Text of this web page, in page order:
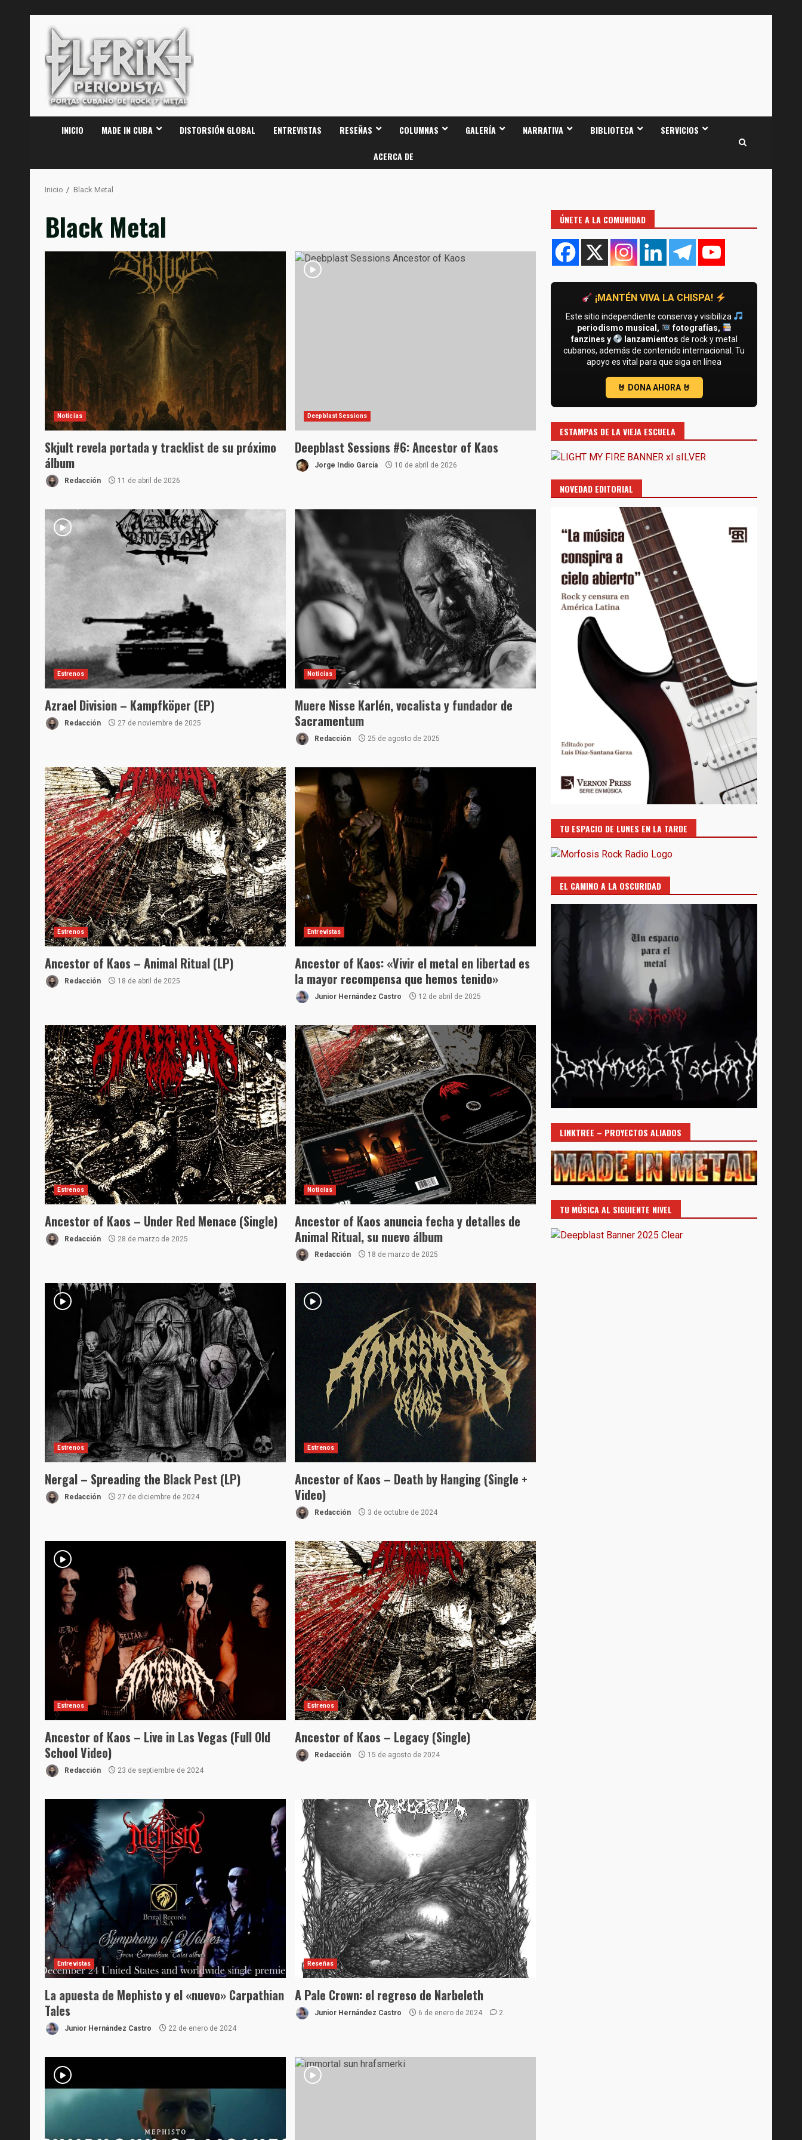
contenido
INICIO MADE IN CUBA DISTORSIÓN GLOBAL ENTREVISTAS RESEÑAS COLUMNAS GALERÍA NARRATIVA BIBLIOTECA SERVICIOS
ACERCA DE
Inicio Black Metal
Black Metal
Noticias
Skjult revela portada y tracklist de su próximo
álbum
Redacción 11 de abril de 2026
Deepblast Sessions
Deepblast Sessions #6: Ancestor of Kaos
Jorge Indio García 10 de abril de 2026
Estrenos
Azrael Division – Kampfköper (EP)
Redacción 27 de noviembre de 2025
Noticias
Muere Nisse Karlén, vocalista y fundador de
Sacramentum
Redacción 25 de agosto de 2025
Estrenos
Ancestor of Kaos – Animal Ritual (LP)
Redacción 18 de abril de 2025
Entrevistas
Ancestor of Kaos: «Vivir el metal en libertad es
la mayor recompensa que hemos tenido»
Junior Hernández Castro 12 de abril de 2025
Estrenos
Ancestor of Kaos – Under Red Menace (Single)
Redacción 28 de marzo de 2025
Noticias
Ancestor of Kaos anuncia fecha y detalles de
Animal Ritual, su nuevo álbum
Redacción 18 de marzo de 2025
Estrenos
Nergal – Spreading the Black Pest (LP)
Redacción 27 de diciembre de 2024
Estrenos
Ancestor of Kaos – Death by Hanging (Single +
Video)
Redacción 3 de octubre de 2024
Estrenos
Ancestor of Kaos – Live in Las Vegas (Full Old
School Video)
Redacción 23 de septiembre de 2024
Estrenos
Ancestor of Kaos – Legacy (Single)
Redacción 15 de agosto de 2024
Entrevistas
La apuesta de Mephisto y el «nuevo» Carpathian
Tales
Junior Hernández Castro 22 de enero de 2024
Reseñas
A Pale Crown: el regreso de Narbeleth
Junior Hernández Castro 6 de enero de 2024 2
ÚNETE A LA COMUNIDAD
¡MANTÉN VIVA LA CHISPA!
Este sitio independiente conserva y visibiliza
periodismo musical,
fotografías,
fanzines y
lanzamientos de rock y metal
cubanos, además de contenido internacional. Tu
apoyo es vital para que siga en línea
ESTAMPAS DE LA VIEJA ESCUELA
NOVEDAD EDITORIAL
TU ESPACIO DE LUNES EN LA TARDE
EL CAMINO A LA OSCURIDAD
LINKTREE – PROYECTOS ALIADOS
TU MÚSICA AL SIGUIENTE NIVEL